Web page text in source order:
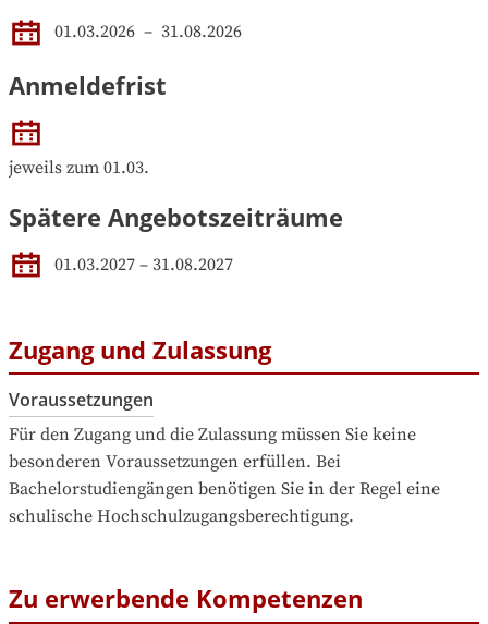
01.03.2026 – 31.08.2026
Anmeldefrist
jeweils zum 01.03.
Spätere Angebotszeiträume
01.03.2027 – 31.08.2027
Zugang und Zulassung
Voraussetzungen
Für den Zugang und die Zulassung müssen Sie keine
besonderen Voraussetzungen erfüllen. Bei
Bachelorstudiengängen benötigen Sie in der Regel eine
schulische Hochschulzugangsberechtigung.
Zu erwerbende Kompetenzen